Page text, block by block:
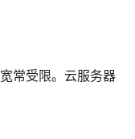
常受限。云服务器